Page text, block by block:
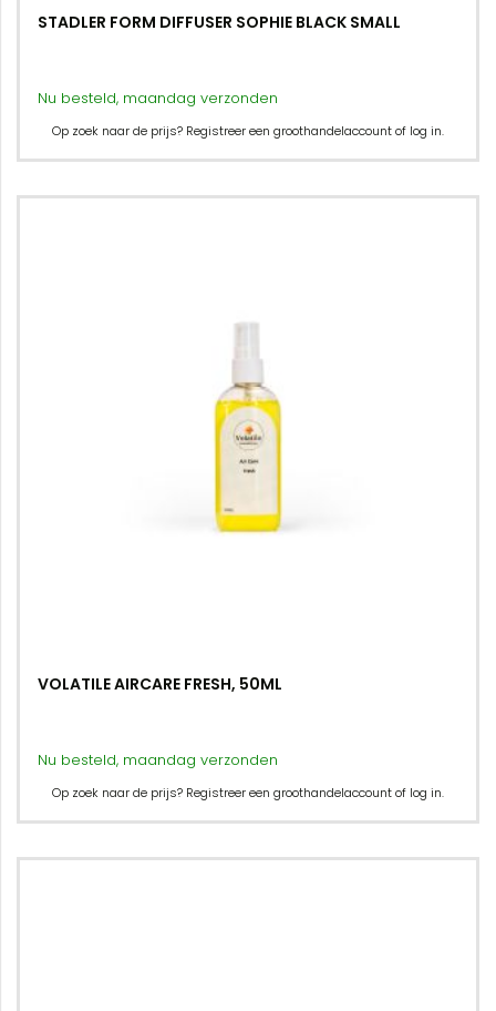
STADLER FORM DIFFUSER SOPHIE BLACK SMALL
Nu besteld, maandag verzonden
Op zoek naar de prijs? Registreer een groothandelaccount of log in.
VOLATILE AIRCARE FRESH, 50ML
Nu besteld, maandag verzonden
Op zoek naar de prijs? Registreer een groothandelaccount of log in.